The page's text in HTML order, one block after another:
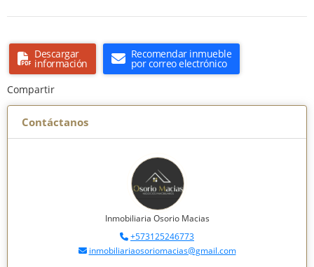
Descargar
información
Recomendar inmueble
por correo electrónico
Compartir
Contáctanos
Inmobiliaria Osorio Macias
+573125246773
inmobiliariaosoriomacias@gmail.com